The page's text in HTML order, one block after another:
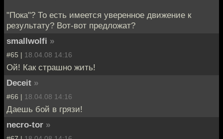
"Пока"? То есть имеется уверенное движение к
результату? Вот-вот предложат?
smallwolfi »
#65 | 18.04.08 14:16
Ой! Как страшно жить!
Deceit »
#66 | 18.04.08 14:16
Даешь бой в грязи!
necro-tor »